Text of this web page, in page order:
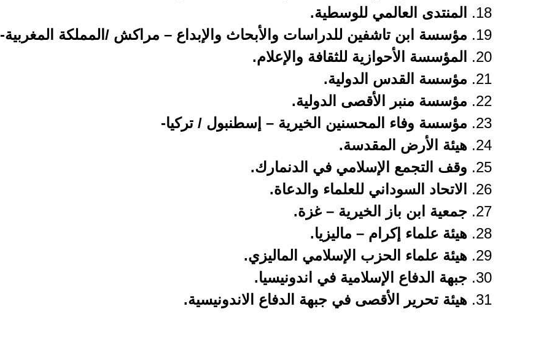
المنتدى العالمي للوسطية.
مؤسسة ابن تاشفين للدراسات والأبحاث والإبداع – مراكش /المملكة المغربية-
المؤسسة الأحوازية للثقافة والإعلام.
مؤسسة القدس الدولية.
مؤسسة منبر الأقصى الدولية.
مؤسسة وفاء المحسنين الخيرية – إسطنبول / تركيا-
هيئة الأرض المقدسة.
وقف التجمع الإسلامي في الدنمارك.
الاتحاد السوداني للعلماء والدعاة.
جمعية ابن باز الخيرية – غزة.
هيئة علماء إكرام – ماليزيا.
هيئة علماء الحزب الإسلامي الماليزي.
جبهة الدفاع الإسلامية في اندونيسيا.
هيئة تحرير الأقصى في جبهة الدفاع الاندونيسية.